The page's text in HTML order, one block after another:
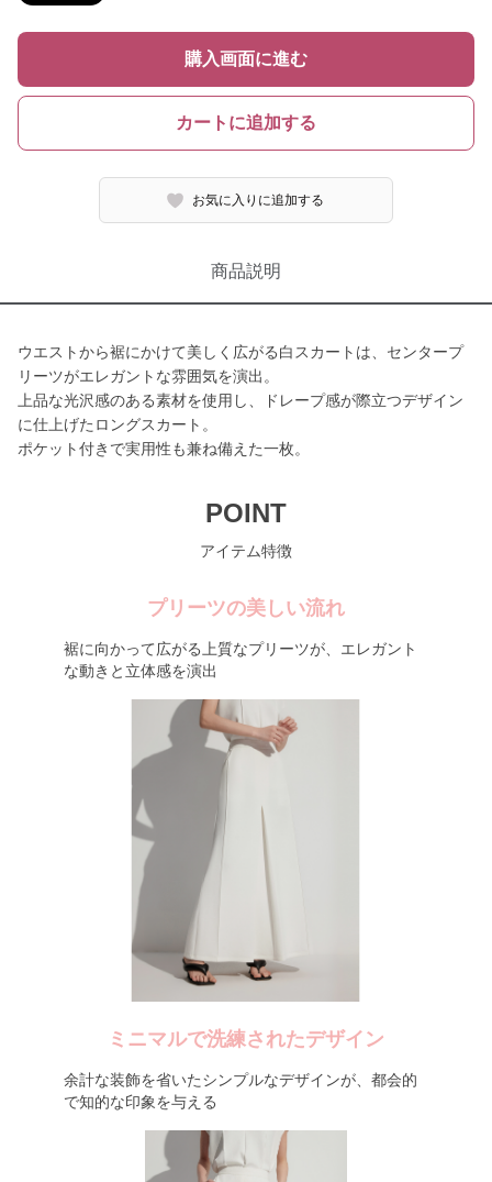
購入画面に進む
カートに追加する
お気に入りに追加する
商品説明
ウエストから裾にかけて美しく広がる白スカートは、センタープ
リーツがエレガントな雰囲気を演出。
上品な光沢感のある素材を使用し、ドレープ感が際立つデザイン
に仕上げたロングスカート。
ポケット付きで実用性も兼ね備えた一枚。
POINT
アイテム特徴
プリーツの美しい流れ
裾に向かって広がる上質なプリーツが、エレガント
な動きと立体感を演出
ミニマルで洗練されたデザイン
余計な装飾を省いたシンプルなデザインが、都会的
で知的な印象を与える